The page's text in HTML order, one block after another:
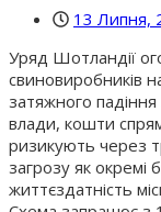
13 Липня,
Уряд Шотландії
свиновиробників
затяжного
влади, кошти
ризикують через
загрозу як окремі
життєздатність